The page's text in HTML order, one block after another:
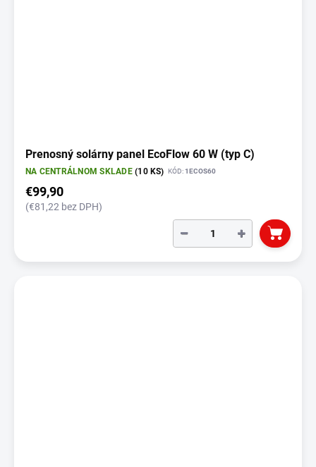
Prenosný solárny panel EcoFlow 60 W (typ C)
NA CENTRÁLNOM SKLADE(10 KS) KÓD:1ECOS60
€99,90
(€81,22 bez DPH)
+
−